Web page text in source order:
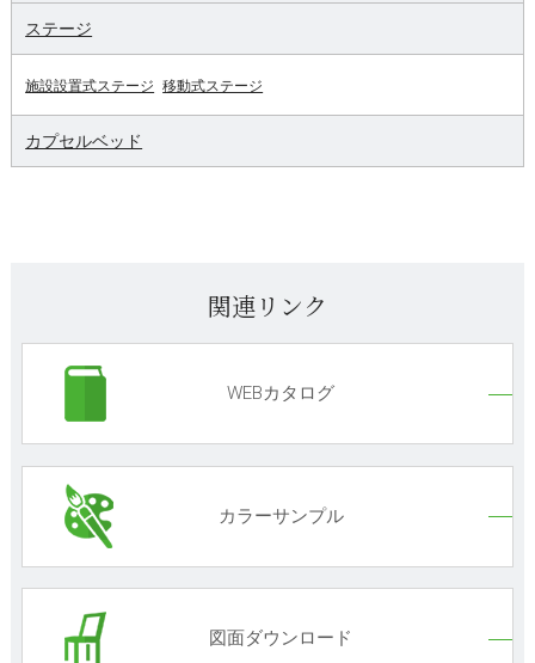
ステージ
施設設置式ステージ 移動式ステージ
カプセルベッド
関連リンク
WEBカタログ
カラーサンプル
図面ダウンロード